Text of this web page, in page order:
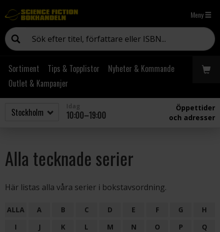
Meny
Sortiment Tips & Topplistor
Nyheter & Kommande
Outlet & Kampanjer
10:00–19:00
Öppettider
och adresser
Alla tecknade serier
Här listas alla våra serier i bokstavsordning.
ALLA A B C D E F G
H
I
J K L M N O P
Q